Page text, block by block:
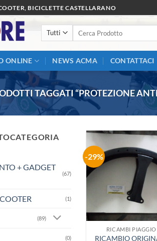
BICICLETTE CASTELLARANO
ONLINE NEWS ACMA CONTATTACI
TAGGATI “PROTEZIONE
+ GADGET
(67)
(1)
(89)
(0)
-29%
RICAMBI PIAGGIO
RICAMBIO